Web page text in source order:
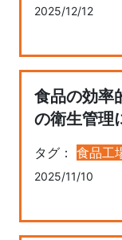
2025/12/12
食品の効率
の衛生管理
タグ： 食品工
2025/11/10